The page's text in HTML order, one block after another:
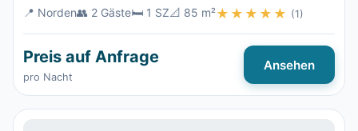
📍 Norden👥 2 Gäste🛏️ 1 SZ📐 85 m²★★★★★ (1)
Preis auf Anfrage
pro Nacht
Ansehen